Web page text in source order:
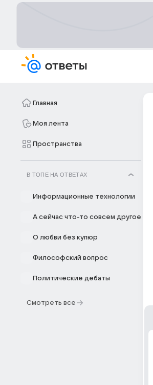
Главная
Моя лента
Пространства
В ТОПЕ НА ОТВЕТАХ
Информационные технологии
А сейчас что-то совсем другое
О любви без купюр
Философский вопрос
Политические дебаты
Смотреть все